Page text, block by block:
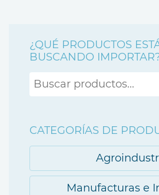
¿QUÉ PRODUCTOS
BUSCANDO
CATEGORÍAS DE
Manufacturas e